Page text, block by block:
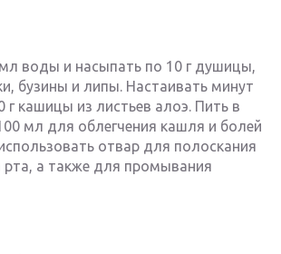
воды и насыпать по 10 г душицы,
бузины и липы. Настаивать минут
г кашицы из листьев алоэ. Пить в
мл для облегчения кашля и болей
отвар для полоскания
рта, а также для промывания